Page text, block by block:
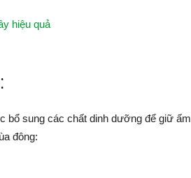
hiệu quả
bổ sung các chất dinh dưỡng để giữ ấm
đông: